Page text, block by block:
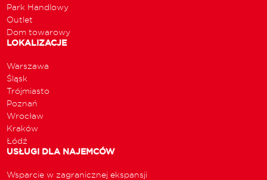
Park Handlowy
Outlet
Dom towarowy
LOKALIZACJE
Warszawa
Śląsk
Trójmiasto
Poznań
Wrocław
Kraków
Łódź
USŁUGI DLA NAJEMCÓW
Wsparcie w zagranicznej ekspansji